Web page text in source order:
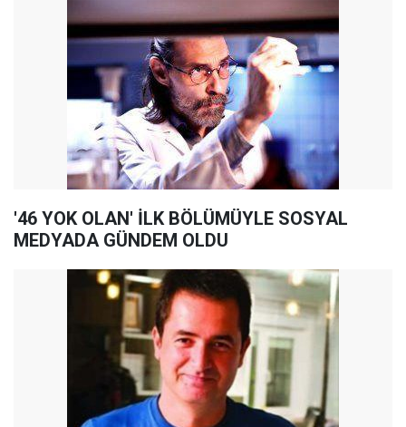
'46 YOK OLAN' İLK BÖLÜMÜYLE SOSYAL
MEDYADA GÜNDEM OLDU